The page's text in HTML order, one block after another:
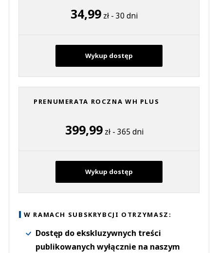
34,99 zł - 30 dni
Wykup dostęp
PRENUMERATA ROCZNA WH PLUS
399,99zł - 365 dni
Wykup dostęp
W RAMACH SUBSKRYBCJI OTRZYMASZ:
Dostęp do ekskluzywnych treści
publikowanych wyłącznie na naszym